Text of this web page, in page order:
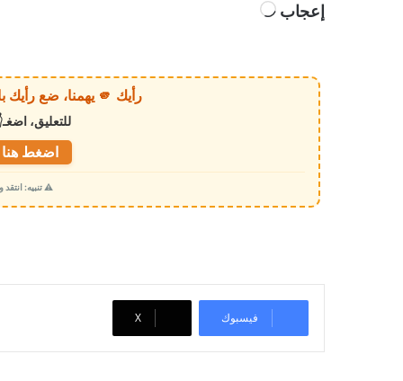
إعجاب
ي
ح
رأيك 🫵 يهمنا، ضع رأيك بالخبر أو الموقع بكل وضوح وصراحة!
للتعليق،
اضغط هنا
⚠️ تنبيه:
فيسبوك ‫X